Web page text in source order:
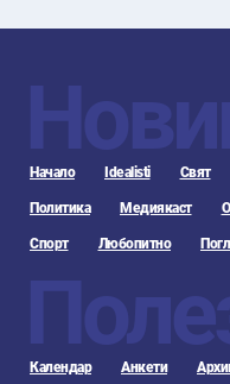
Начало Idealisti Свят
Политика Медиякаст
Спорт Любопитно
Календар Анкети